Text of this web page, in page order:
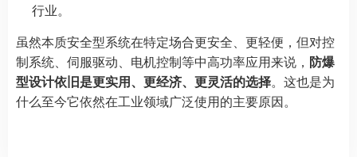
行业。
虽然本质安全型系统在特定场合更安全、更轻便，但对控
制系统、伺服驱动、电机控制等中高功率应用来说， 防爆
型设计依旧是更实用、更经济、更灵活的选择。这也是为
什么至今它依然在工业领域广泛使用的主要原因。